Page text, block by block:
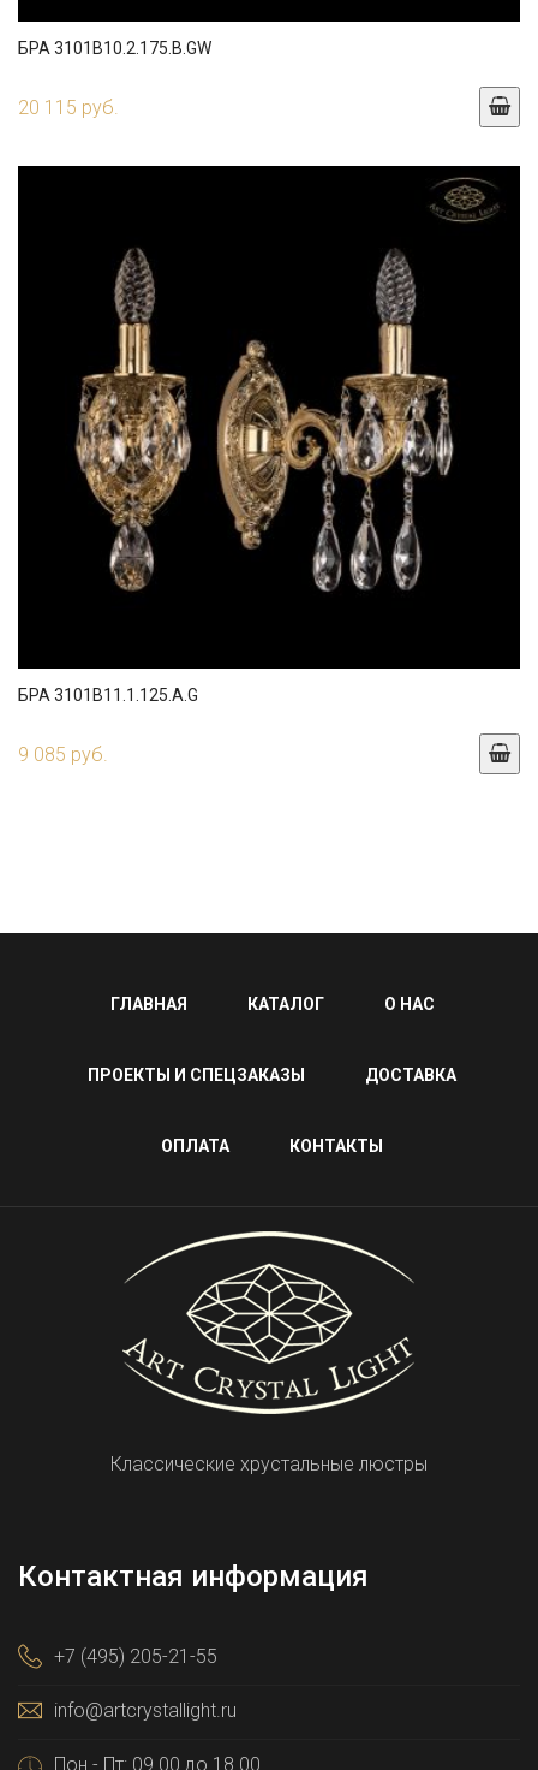
БРА 3101B10.2.175.B.GW
20 115 руб.
БРА 3101B11.1.125.A.G
9 085 руб.
ГЛАВНАЯ КАТАЛОГ О НАС
ПРОЕКТЫ И СПЕЦЗАКАЗЫ ДОСТАВКА
ОПЛАТА КОНТАКТЫ
Классические хрустальные люстры
Контактная информация
+7 (495) 205-21-55
info@artcrystallight.ru
Пон - Пт: 09.00 до 18.00